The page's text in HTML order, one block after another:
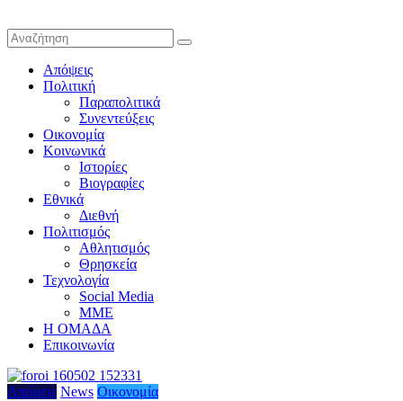
Απόψεις
Πολιτική
Παραπολιτικά
Συνεντεύξεις
Οικονομία
Κοινωνικά
Ιστορίες
Βιογραφίες
Εθνικά
Διεθνή
Πολιτισμός
Αθλητισμός
Θρησκεία
Τεχνολογία
Social Media
ΜΜΕ
Η ΟΜΑΔΑ
Επικοινωνία
Απόψεις News Οικονομία